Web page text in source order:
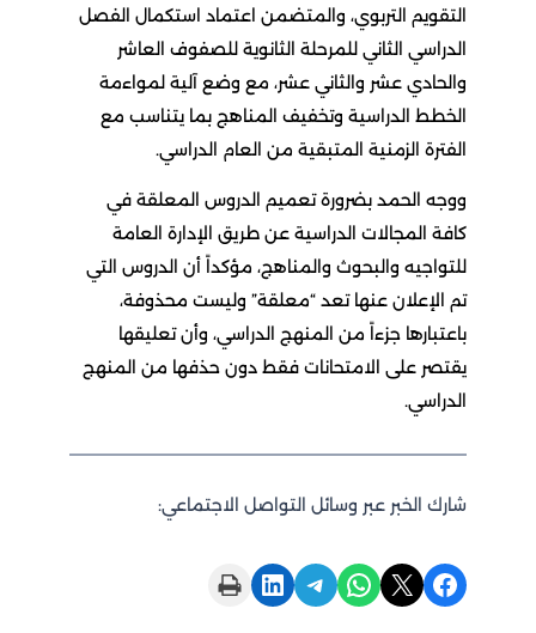
التقويم التربوي، والمتضمن اعتماد استكمال الفصل
الدراسي الثاني للمرحلة الثانوية للصفوف العاشر
والحادي عشر والثاني عشر، مع وضع آلية لمواءمة
الخطط الدراسية وتخفيف المناهج بما يتناسب مع
الفترة الزمنية المتبقية من العام الدراسي.
ووجه الحمد بضرورة تعميم الدروس المعلقة في
كافة المجالات الدراسية عن طريق الإدارة العامة
للتواجيه والبحوث والمناهج، مؤكداً أن الدروس التي
تم الإعلان عنها تعد “معلقة” وليست محذوفة،
باعتبارها جزءاً من المنهج الدراسي، وأن تعليقها
يقتصر على الامتحانات فقط دون حذفها من المنهج
الدراسي.
شارك الخبر عبر وسائل التواصل الاجتماعي:
Share on Facebook
Share on X
Share on WhatsApp
Share on Telegram
Share on LinkedIn
Print this Page